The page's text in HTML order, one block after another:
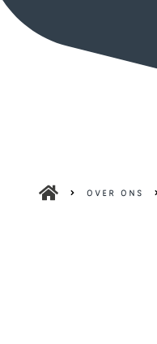
Over ons